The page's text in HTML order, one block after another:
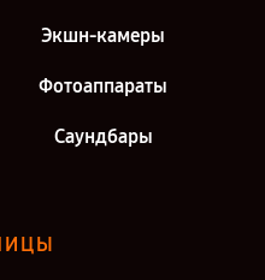
Экшн-камеры
Фотоаппараты
Саундбары